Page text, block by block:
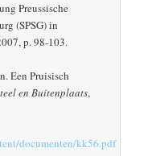
Preussische
(SPSG) in
p. 98-103.
Een Pruisisch
en Buitenplaats,
documenten/kk56.pdf